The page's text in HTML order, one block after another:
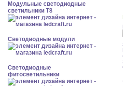
Модульные светодиодные
светильники Т8
Светодиодные модули
Светодиодные
фитосветильники